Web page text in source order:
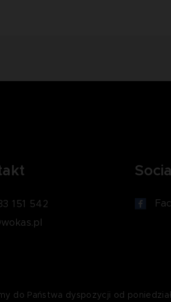
151 542
do Państwa dyspozycji od